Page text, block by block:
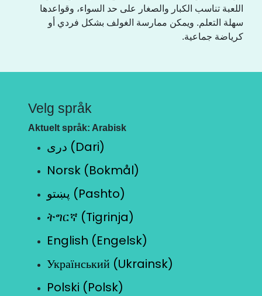
اللعبة تناسب الكبار والصغار على حد السواء، وقواعدها
سهلة التعلم. ويمكن ممارسة الغولف بشكل فردي أو
كرياضة جماعية.
Velg språk
Aktuelt språk: Arabisk
دری (Dari)
Norsk (Bokmål)
پښتو (Pashto)
ትግርኛ (Tigrinja)
English (Engelsk)
Український (Ukrainsk)
Polski (Polsk)